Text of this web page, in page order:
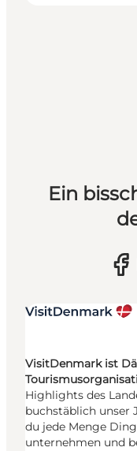
Ein
VisitDenmark ist
Highlights des
buchstäblich unser
du jede Menge
unternehmen und